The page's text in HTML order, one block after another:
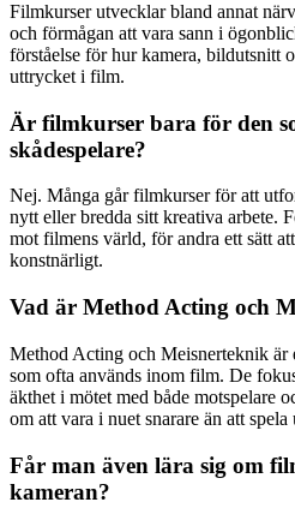
Filmkurser utvecklar bland annat
och förmågan att vara sann i
förståelse för hur kamera, bildutsnitt
uttrycket i film.
Är filmkurser bara för den
skådespelare?
Nej. Många går filmkurser för att
nytt eller bredda sitt kreativa arbete.
mot filmens värld, för andra ett sätt
konstnärligt.
Vad är Method Acting och
Method Acting och Meisnerteknik är
som ofta används inom film. De
äkthet i mötet med både motspelare
om att vara i nuet snarare än att
Får man även lära sig om
kameran?